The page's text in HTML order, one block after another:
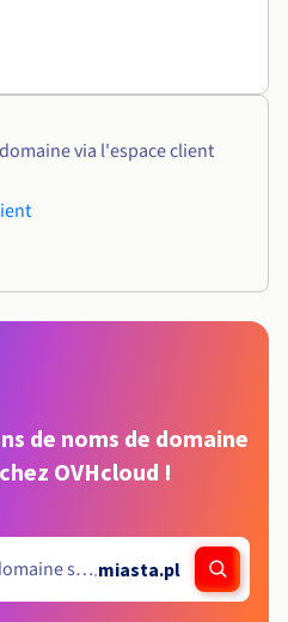
via l'espace client
de noms de domaine
OVHcloud !
.miasta.pl